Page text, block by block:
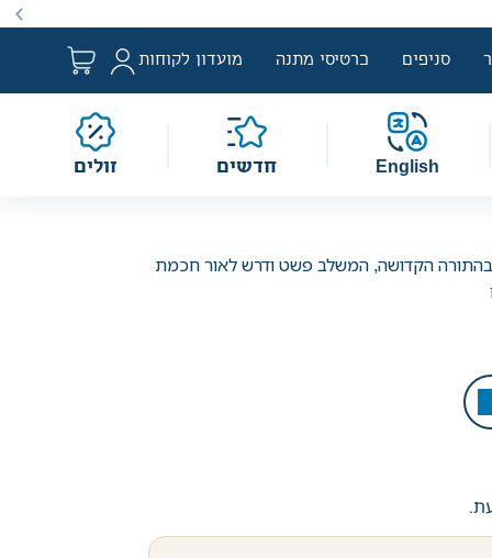
למבצע לפי הגדרת החוק. מבצעים מתקיימים מעת לעת לתקופה
סניפים כרטיסי מתנה מועדון לקוחות
English חדשים זולים
בהתורה הקדושה, המשלב פשט ודרש לאור חכמת